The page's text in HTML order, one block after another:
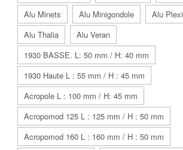
Alu Minets
Alu Minigondole Alu Plexi
Alu Thalia
Alu Veran
1930 BASSE. L: 50 mm / H: 40 mm
1930 Haute L : 55 mm / H : 45 mm
Acropole L : 100 mm / H: 45 mm
Acropomod 125 L : 125 mm / H : 50 mm
Acropomod 160 L : 160 mm / H : 50 mm